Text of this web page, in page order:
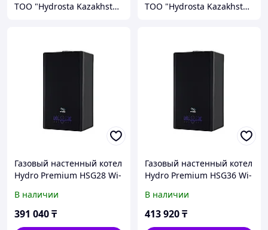
TOO "Hydrosta Kazakhstan" TOO "Hydrosta Kazakhstan"
Газовый настенный котел
Hydro Premium HSG28 Wi-
В наличии
391 040₸
Газовый настенный котел
Hydro Premium HSG36 Wi-
В наличии
413 920₸